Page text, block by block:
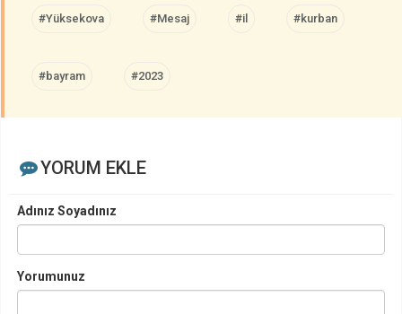
#Yüksekova #Mesaj #il #kurban
#bayram #2023
YORUM EKLE
Adınız Soyadınız
Yorumunuz